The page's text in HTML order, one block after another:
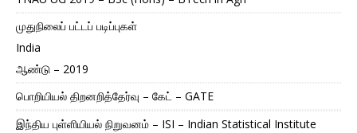
முதுநிலைப் பட்டப் படிப்புகள்
India
ஆண்டு – 2019
பொறியியல் திறனறித்தேர்வு – கேட் – GATE
இந்திய புள்ளியியல் நிறுவனம் – ISI – Indian Statistical Institute